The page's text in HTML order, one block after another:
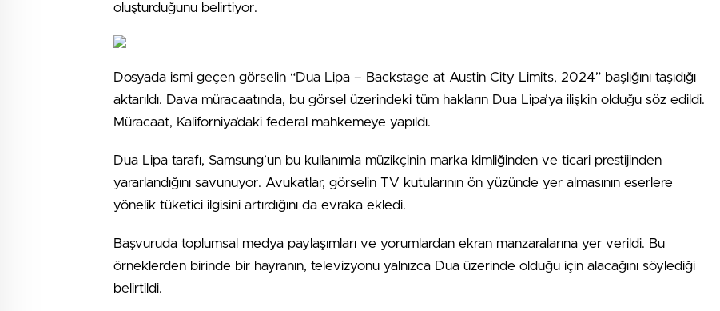
oluşturduğunu belirtiyor.
Dosyada ismi geçen görselin “Dua Lipa – Backstage at Austin City Limits, 2024” başlığını taşıdığı
aktarıldı. Dava müracaatında, bu görsel üzerindeki tüm hakların Dua Lipa’ya ilişkin olduğu söz edildi.
Müracaat, Kaliforniya’daki federal mahkemeye yapıldı.
Dua Lipa tarafı, Samsung’un bu kullanımla müzikçinin marka kimliğinden ve ticari prestijinden
yararlandığını savunuyor. Avukatlar, görselin TV kutularının ön yüzünde yer almasının eserlere
yönelik tüketici ilgisini artırdığını da evraka ekledi.
Başvuruda toplumsal medya paylaşımları ve yorumlardan ekran manzaralarına yer verildi. Bu
örneklerden birinde bir hayranın, televizyonu yalnızca Dua üzerinde olduğu için alacağını söylediği
belirtildi.